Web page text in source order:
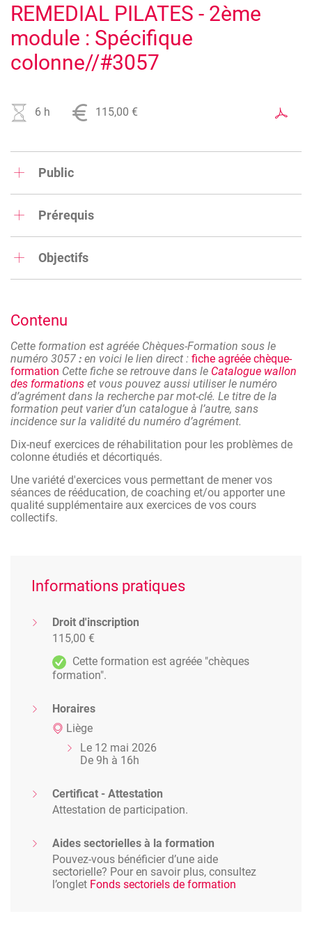
REMEDIAL PILATES - 2ème
module : Spécifique
colonne//#3057
6 h 115,00 €
Public
instructeurs Pilates, coachs sportifs, instructeurs fitness
diplômés, professeurs de Yoga, kinésithérapeutes …
Prérequis
Objectifs
lombaire. Elle permet notamment un travail de
muscles principaux activés sont les muscles profonds le
plancher pelvien, le transverse de l’abdomen, le multifidus
profond (lombaire) et le diaphragme.
Contenu
Cette formation est agréée Chèques-Formation sous le
numéro 3057 : en voici le lien direct : fiche agréée chèque-
formation Cette fiche se retrouve dans le Catalogue wallon
des formations et vous pouvez aussi utiliser le numéro
d’agrément dans la recherche par mot-clé. Le titre de la
formation peut varier d’un catalogue à l’autre, sans
incidence sur la validité du numéro d’agrément.
Dix-neuf exercices de réhabilitation pour les problèmes de
colonne étudiés et décortiqués.
Une variété d'exercices vous permettant de mener vos
séances de rééducation, de coaching et/ou apporter une
qualité supplémentaire aux exercices de vos cours
collectifs.
Informations pratiques
Droit d'inscription
115,00 €
Cette formation est agréée "chèques
formation".
Horaires
Liège
Le 12 mai 2026
De 9h à 16h
Certificat - Attestation
Attestation de participation.
Aides sectorielles à la formation
Pouvez-vous bénéficier d’une aide
sectorielle? Pour en savoir plus, consultez
l’onglet Fonds sectoriels de formation